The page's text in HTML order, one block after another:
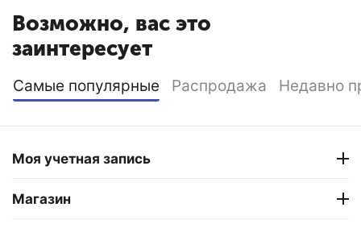
Возможно, вас это
заинтересует
Самые популярные Распродажа Недавно
Моя учетная запись
Магазин